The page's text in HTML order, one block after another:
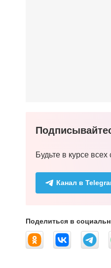
Будьте в курсе
Канал в
Поделиться в